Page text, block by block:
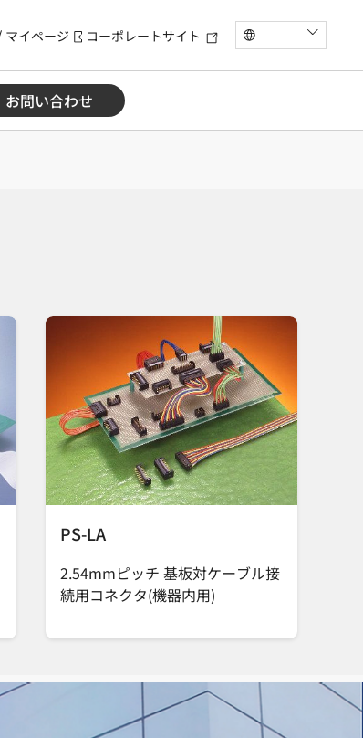
マイページ コーポレートサイト
お問い合わせ
PS-LA
2.54mmピッチ 基板対ケーブル接
続用コネクタ(機器内用)